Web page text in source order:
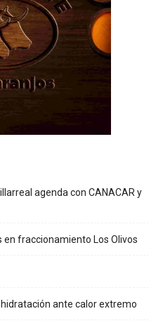
agenda con CANACAR y
fraccionamiento Los Olivos
ante calor extremo